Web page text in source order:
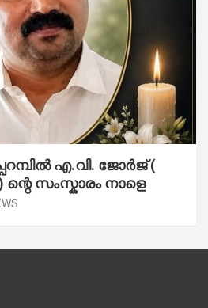
എ.​വി. ജോ​ർ​ജ് (
സംസ്കാരം നാളെ